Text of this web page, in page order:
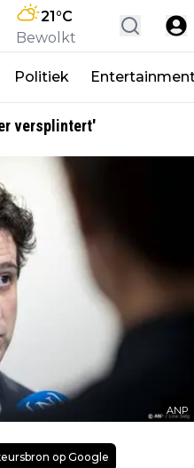
21°C
Bewolkt
Politiek
versplintert'
ANP
op Google